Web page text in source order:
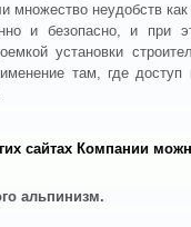
множество неудобств
и безопасно, и при
установки
там, где
сайтах Компании
альпинизм.